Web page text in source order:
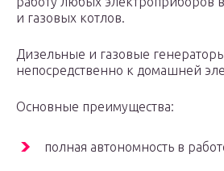
и газовых котлов.
Дизельные и газовые
непосредственно к домашней
Основные преимущества:
полная автономность в